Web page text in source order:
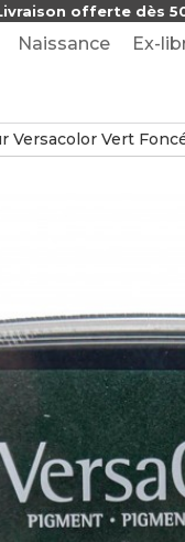
offerte dès
Naissance Ex-
Versacolor Vert